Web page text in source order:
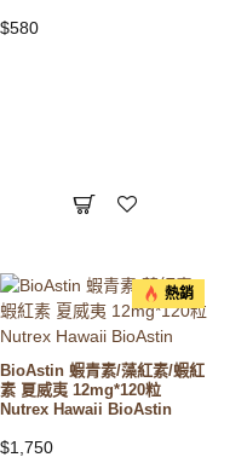
$580
熱銷
BioAstin 蝦青素/藻紅素/蝦紅
素 夏威夷 12mg*120粒
Nutrex Hawaii BioAstin
$1,750